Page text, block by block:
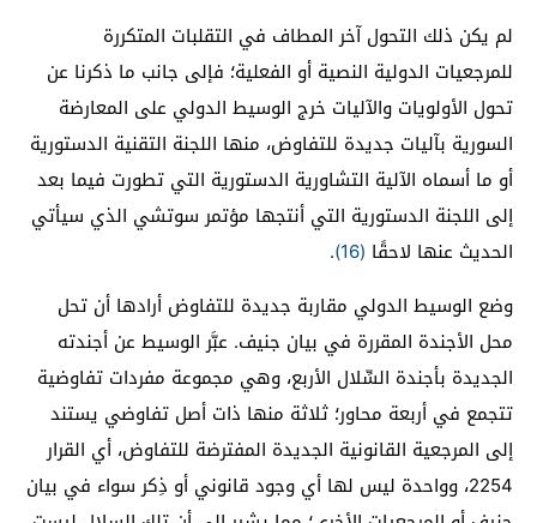
لم يكن ذلك التحول آخر المطاف في التقلبات المتكررة
للمرجعيات الدولية النصية أو الفعلية؛ فإلى جانب ما ذكرنا عن
تحول الأولويات والآليات خرج الوسيط الدولي على المعارضة
السورية بآليات جديدة للتفاوض، منها اللجنة التقنية الدستورية
أو ما أسماه الآلية التشاورية الدستورية التي تطورت فيما بعد
إلى اللجنة الدستورية التي أنتجها مؤتمر سوتشي الذي سيأتي
الحديث عنها لاحقًا (16)
.
وضع الوسيط الدولي مقاربة جديدة للتفاوض أرادها أن تحل
محل الأجندة المقررة في بيان جنيف. عبَّر الوسيط عن أجندته
الجديدة بأجندة السِّلال الأربع، وهي مجموعة مفردات تفاوضية
تتجمع في أربعة محاور؛ ثلاثة منها ذات أصل تفاوضي يستند
إلى المرجعية القانونية الجديدة المفترضة للتفاوض، أي القرار
2254، وواحدة ليس لها أي وجود قانوني أو ذِكر سواء في بيان